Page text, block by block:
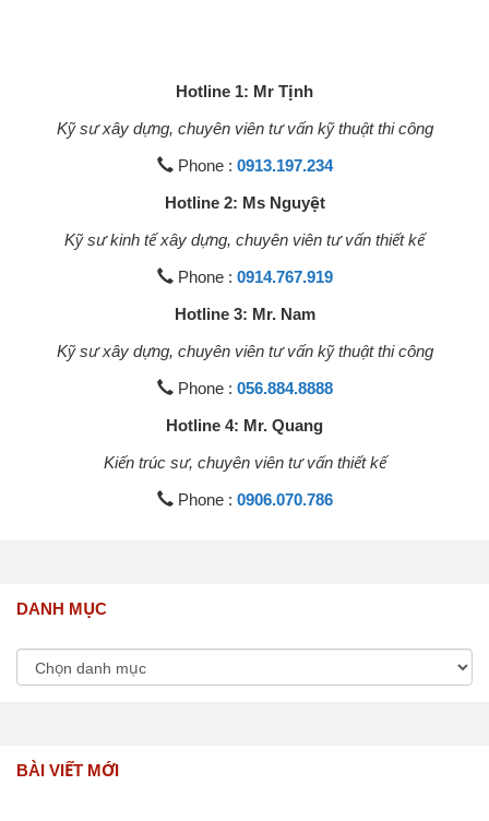
Hotline 1: Mr Tịnh
Kỹ sư xây dựng, chuyên viên tư vấn kỹ thuật thi công
Phone : 0913.197.234
Hotline 2: Ms Nguyệt
Kỹ sư kinh tế xây dựng, chuyên viên tư vấn thiết kế
Phone : 0914.767.919
Hotline 3: Mr. Nam
Kỹ sư xây dựng, chuyên viên tư vấn kỹ thuật thi công
Phone : 056.884.8888
Hotline 4: Mr. Quang
Kiến trúc sư, chuyên viên tư vấn thiết kế
Phone : 0906.070.786
DANH MỤC
BÀI VIẾT MỚI